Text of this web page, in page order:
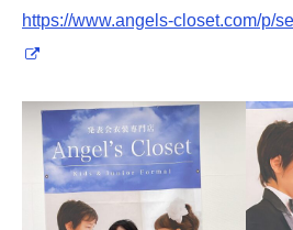
https://www.angels-closet.com/p/